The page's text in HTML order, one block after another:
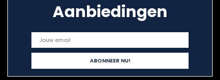
Aanbiedingen